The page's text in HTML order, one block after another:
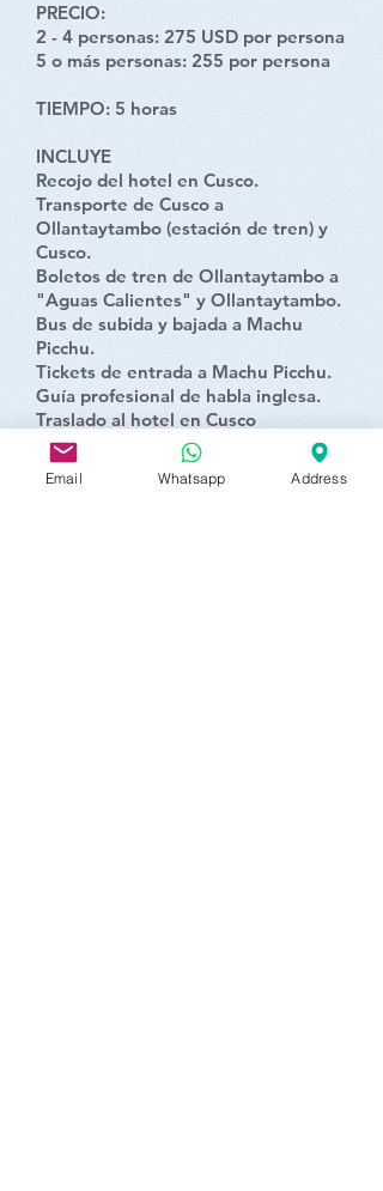
PRECIO:
2 - 4 personas: 275 USD por persona
5 o más personas: 255 por persona
TIEMPO: 5 horas
INCLUYE
Recojo del hotel en Cusco.
Transporte de Cusco a
Ollantaytambo (estación de tren) y
Cusco.
Boletos de tren de Ollantaytambo a
"Aguas Calientes" y Ollantaytambo.
Bus de subida y bajada a Machu
Picchu.
Tickets de entrada a Machu Picchu.
Guía profesional de habla inglesa.
Traslado al hotel en Cusco
NO SE INCLUYE
Comida: almuerzo y cena.
Email Whatsapp Address